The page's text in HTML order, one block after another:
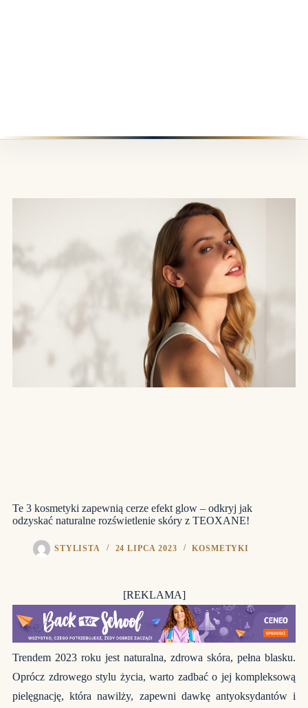
Te 3 kosmetyki zapewnią cerze efekt glow – odkryj jak
odzyskać naturalne rozświetlenie skóry z TEOXANE!
STYLISTA 24 LIPCA 2023 KOSMETYKI
[REKLAMA]
Trendem 2023 roku jest naturalna, zdrowa skóra, pełna blasku.
Oprócz zdrowego stylu życia, warto zadbać o jej kompleksową
pielęgnację, która nawilży, zapewni dawkę antyoksydantów i